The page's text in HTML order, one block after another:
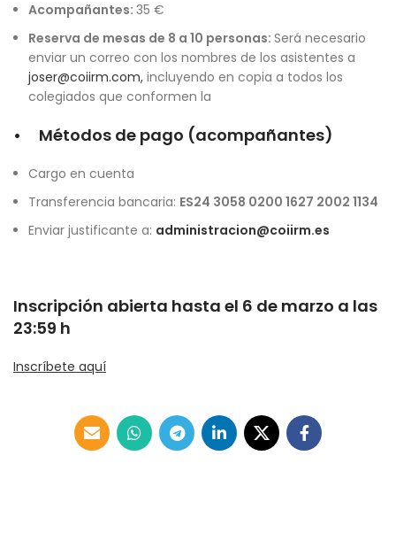
Acompañantes: 35 €
Reserva de mesas de 8 a 10 personas: Será necesario
enviar un correo con los nombres de los asistentes a
joser@coiirm.com, incluyendo en copia a todos los
colegiados que conformen la
• Métodos de pago (acompañantes)
Cargo en cuenta
Transferencia bancaria: ES24 3058 0200 1627 2002 1134
Enviar justificante a: administracion@coiirm.es
Inscripción abierta hasta el 6 de marzo a las
23:59 h
Inscríbete aquí